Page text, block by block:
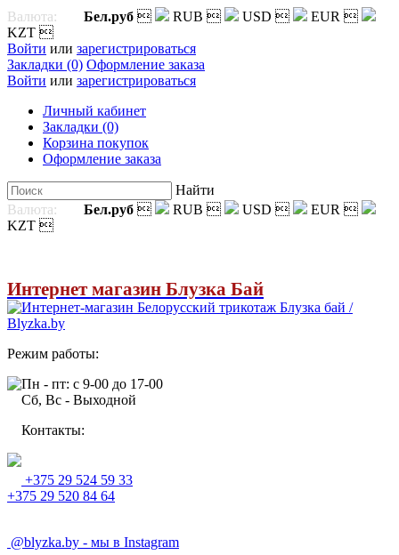
Валюта: Бел.руб  RUB  USD  EUR 
KZT 
Войти или зарегистрироваться
Закладки (0) Оформление заказа
Войти или зарегистрироваться
Личный кабинет
Закладки (0)
Корзина покупок
Оформление заказа
Найти
Валюта:
Бел.руб  RUB  USD  EUR 
KZT 
Интернет магазин Блузка Бай
Режим работы:
Пн - пт: с 9-00 до 17-00
Сб, Вс - Выходной
Контакты:
+375 29 524 59 33
+375 29 520 84 64
@blyzka.by - мы в Instagram